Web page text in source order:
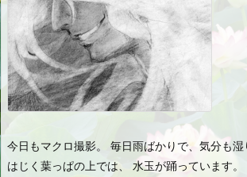
今日もマクロ撮影。 毎日雨ばかりで、気分も
はじく葉っぱの上では、 水玉が踊っています